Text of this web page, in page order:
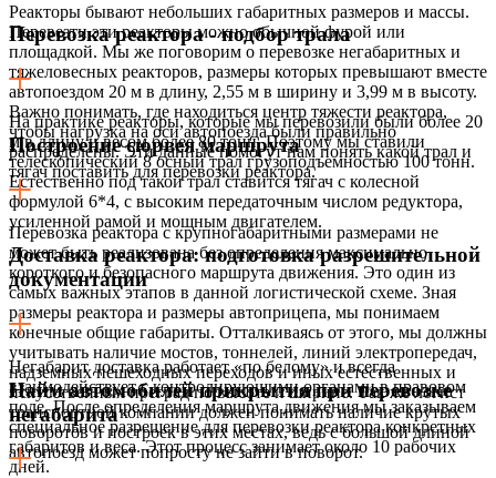
Реакторы бывают небольших габаритных размеров и массы.
Перевезти эти реакторы можно обычной фурой или
площадкой. Мы же поговорим о перевозке негабаритных и
тяжеловесных реакторов, размеры которых превышают вместе
автопоездом 20 м в длину, 2,55 м в ширину и 3,99 м в высоту.
Важно понимать, где находиться центр тяжести реактора,
чтобы нагрузка на оси автопоезда были правильно
распределены. Эти данные помогут нам понять какой трал и
тягач поставить для перевозки реактора.
Перевозка реактора - подбор трала
На практике реакторы, которые мы перевозили были более 20
м в длину и весом более 80 тонн. Поэтому мы ставили
телескопический 8 осный трал грузоподъемностью 100 тонн.
Естественно под такой трал ставится тягач с колесной
формулой 6*4, с высоким передаточным числом редуктора,
усиленной рамой и мощным двигателем.
Построение сюрвея маршрута
Перевозка реактора с крупногабаритными размерами не
может быть реализована без определения максимально
короткого и безопасного маршрута движения. Это один из
самых важных этапов в данной логистической схеме. Зная
размеры реактора и размеры автоприцепа, мы понимаем
конечные общие габариты. Отталкиваясь от этого, мы должны
учитывать наличие мостов, тоннелей, линий электропередач,
надземных пешеходных переходов и иных естественных и
искусственных преград по высоте и ширине. Так же логист
транспортной компании должен понимать наличие крутых
поворотов и построек в этих местах, ведь с большой длиной
автопоезд может попросту не зайти в поворот.
Доставка реактора: подготовка разрешительной
документации
Негабарит доставка работает «по белому» и всегда
взаимодействует с контролирующими органами в правовом
поле. После определения маршрута движения мы заказываем
специальное разрешение для перевозки реактора конкретных
габаритов и веса. Этот процесс занимает около 10 рабочих
дней.
Найм автомобилей прикрытия при перевозке
негабарита